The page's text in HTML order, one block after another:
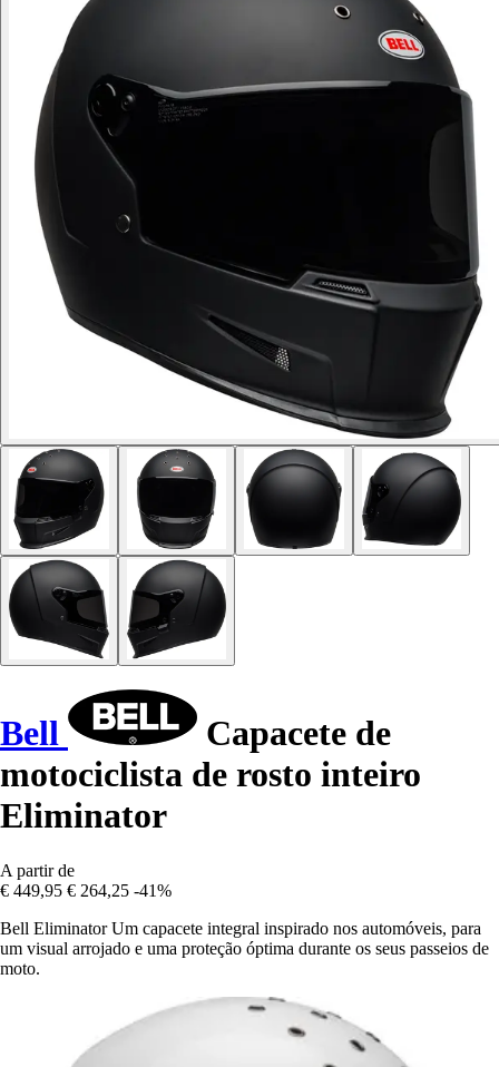
Bell
Capacete de
motociclista de rosto inteiro
Eliminator
A partir de
€ 449,95 € 264,25 -41%
Bell Eliminator Um capacete integral inspirado nos automóveis, para
um visual arrojado e uma proteção óptima durante os seus passeios de
moto.